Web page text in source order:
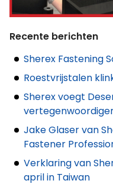
Recente berichten
Sherex Fastening
Roestvrijstalen
Sherex voegt
Jake Glaser van
Fastener
Verklaring van
april in Taiwan